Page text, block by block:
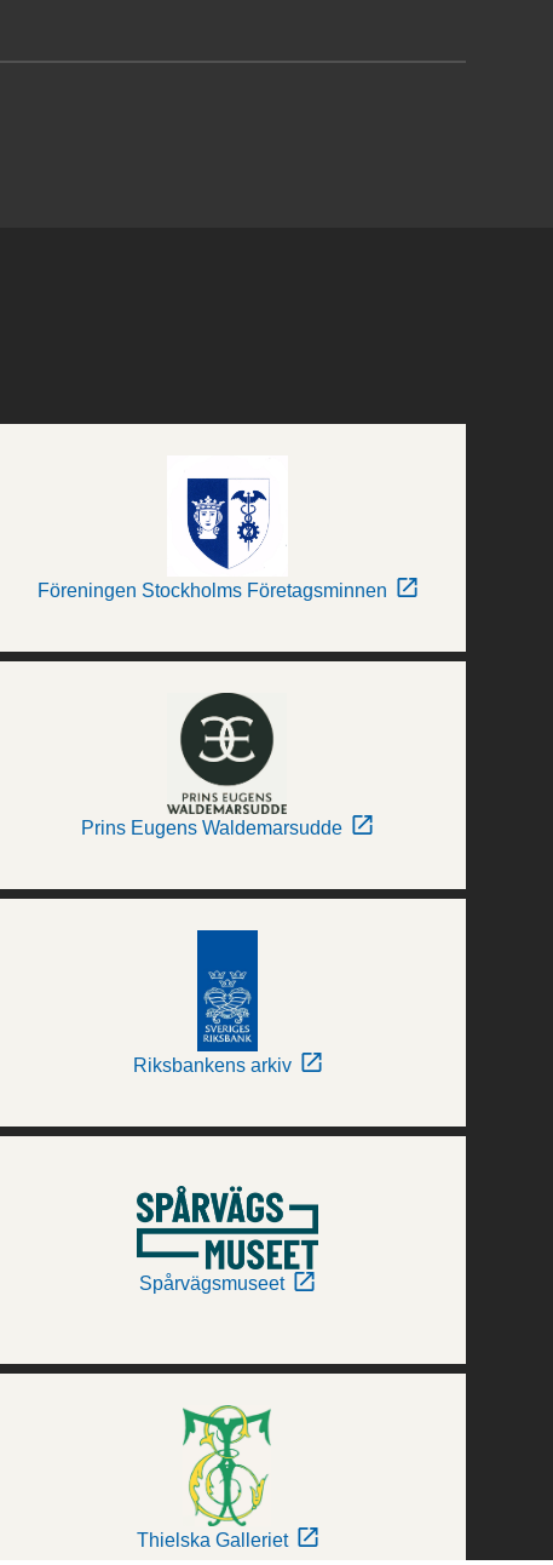
Föreningen Stockholms Företagsminnen
Prins Eugens Waldemarsudde
Riksbankens arkiv
Spårvägsmuseet
Thielska Galleriet